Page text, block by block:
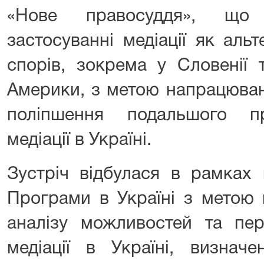
«Нове правосуддя», що
застосуванні медіації як
спорів, зокрема у
Америки, з метою
поліпшення подальшого
медіації в Україні.
Зустріч відбулася в рамках
Програми в Україні з метою
аналізу можливостей та
медіації в Україні,